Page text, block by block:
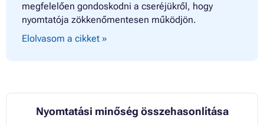
megfelelően gondoskodni a cseréjükről, hogy
nyomtatója zökkenőmentesen működjön.
Elolvasom a cikket »
Nyomtatási minőség összehasonlítása